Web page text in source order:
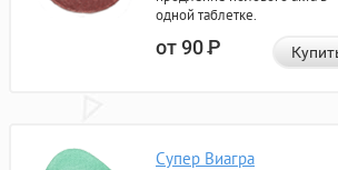
одной таблетке.
от 90Р
Супер Виагра